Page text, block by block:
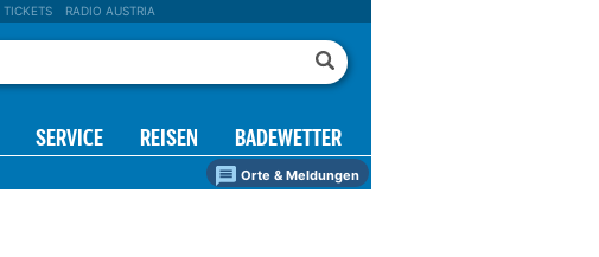
TICKETS RADIO AUSTRIA
SERVICE REISEN BADEWETTER
Orte & Meldungen